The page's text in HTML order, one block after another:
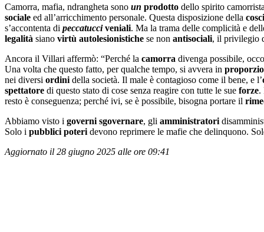
Camorra, mafia, ndrangheta sono un prodotto dello spirito
sociale ed all’arricchimento personale. Questa disposizione della
s’accontenta di peccatucci veniali. Ma la trama delle complicità e
legalità siano virtù autolesionistiche se non antisociali, il privilegio
Ancora il Villari affermò: “Perché la camorra divenga possibile,
Una volta che questo fatto, per qualche tempo, si avvera in
nei diversi ordini della società. Il male è contagioso come il bene, e l’
spettatore di questo stato di cose senza reagire con tutte le sue forze.
resto è conseguenza; perché ivi, se è possibile, bisogna portare il
Abbiamo visto i governi sgovernare, gli amministratori
Solo i pubblici poteri devono reprimere le mafie che delinquono.
Aggiornato il 28 giugno 2025 alle ore 09:41